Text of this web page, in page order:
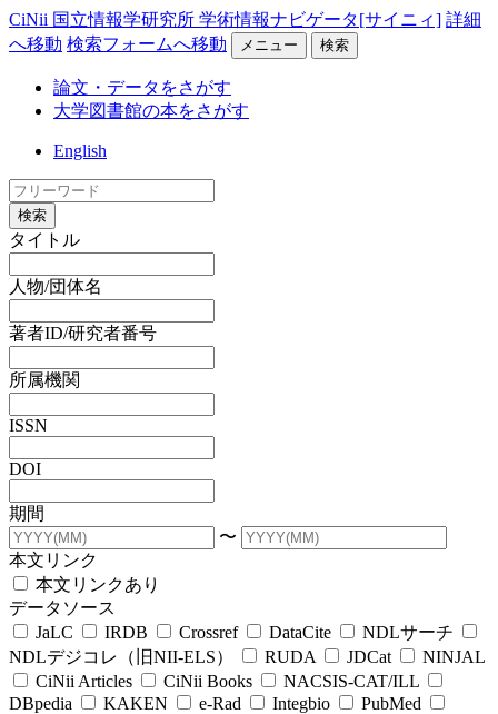
CiNii 国立情報学研究所 学術情報ナビゲータ[サイニィ] 詳細
へ移動 検索フォームへ移動 メニュー 検索
論文・データをさがす
大学図書館の本をさがす
English
検索
タイトル
人物/団体名
著者ID/研究者番号
所属機関
ISSN
DOI
期間
〜
本文リンク
本文リンクあり
データソース
JaLC
IRDB Crossref DataCite
NDLサーチ
NDLデジコレ（旧NII-ELS）
RUDA JDCat
NINJAL
CiNii Articles
CiNii Books
NACSIS-CAT/ILL
DBpedia
KAKEN e-Rad Integbio
PubMed